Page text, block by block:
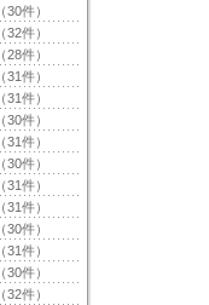
（30件）
（32件）
（28件）
（31件）
（31件）
（30件）
（31件）
（30件）
（31件）
（31件）
（30件）
（31件）
（30件）
（32件）